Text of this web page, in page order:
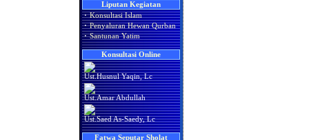
Liputan Kegiatan
· Konsultasi Islam
· Penyaluran Hewan Qurban
· Santunan Yatim
Konsultasi Online
Ust.Husnul Yaqin, Lc
Ust.Amar Abdullah
Ust.Saed As-Saedy, Lc
Fatwa Seputar Sholat